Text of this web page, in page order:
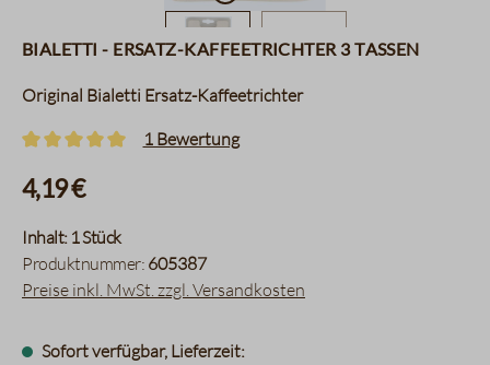
Bialetti - Ersatz-Kaffeetrichter 3 Tassen
Original Bialetti Ersatz-Kaffeetrichter
1 Bewertung
4,19 €
Inhalt: 1 Stück
Produktnummer: 605387
Preise inkl. MwSt. zzgl. Versandkosten
Sofort verfügbar, Lieferzeit: